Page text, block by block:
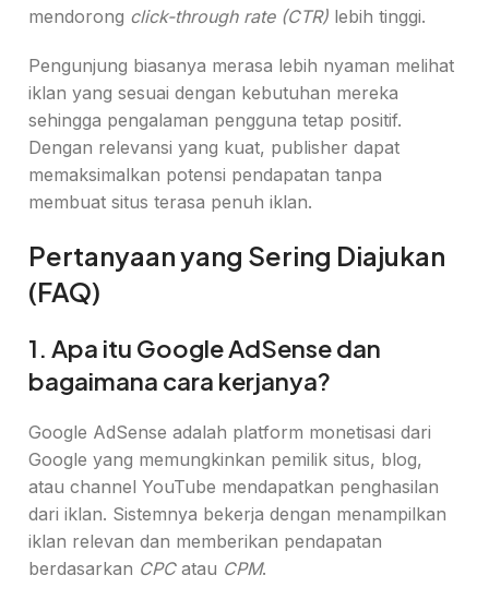
mendorong click-through rate (CTR) lebih tinggi.
Pengunjung biasanya merasa lebih nyaman melihat
iklan yang sesuai dengan kebutuhan mereka
sehingga pengalaman pengguna tetap positif.
Dengan relevansi yang kuat, publisher dapat
memaksimalkan potensi pendapatan tanpa
membuat situs terasa penuh iklan.
Pertanyaan yang Sering Diajukan
(FAQ)
1. Apa itu Google AdSense dan
bagaimana cara kerjanya?
Google AdSense adalah platform monetisasi dari
Google yang memungkinkan pemilik situs, blog,
atau channel YouTube mendapatkan penghasilan
dari iklan. Sistemnya bekerja dengan menampilkan
iklan relevan dan memberikan pendapatan
berdasarkan CPCatau CPM.